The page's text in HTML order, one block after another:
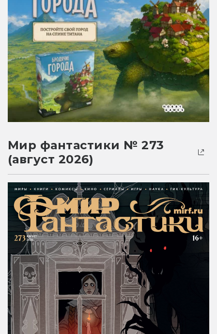
Мир фантастики № 273
(август 2026)